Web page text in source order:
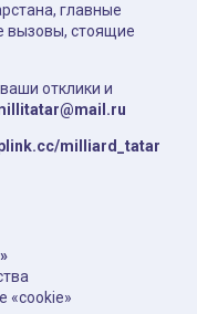
главные
вызовы, стоящие
отклики и
milliard_tatar
«cookie»